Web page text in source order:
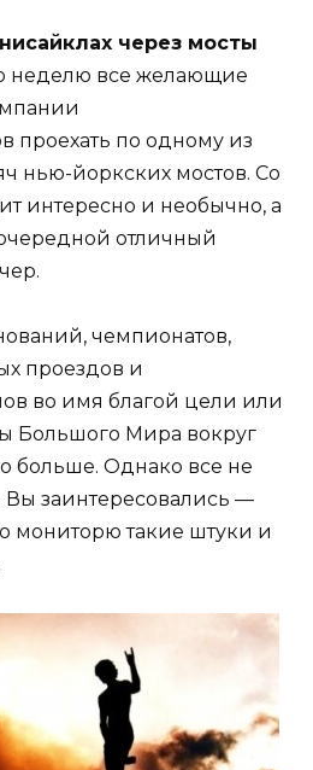
через мосты
неделю все желающие
по одному из
нью-йоркских мостов. Со
интересно и необычно, а
отличный
чемпионатов,
проездов и
во имя благой цели или
Большого Мира вокруг
больше. Однако все не
заинтересовались —
мониторю такие штуки и